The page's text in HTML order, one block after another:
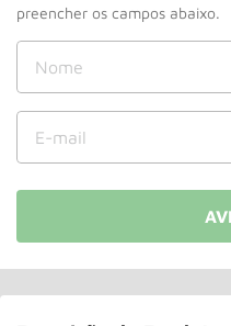
10º Roda